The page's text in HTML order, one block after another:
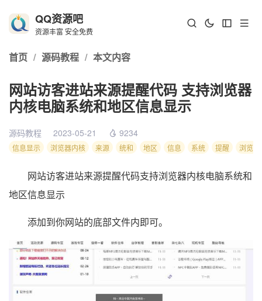
QQ资源吧
资源丰富 安全免费
首页 / 源码教程 / 本文内容
网站访客进站来源提醒代码 支持浏览器
内核电脑系统和地区信息显示
源码教程 2023-05-21 9234
信息显示 浏览器内核 来源 统和 地区 信息 系统 提醒 浏览器
网站访客进站来源提醒代码支持浏览器内核电脑系统和
地区信息显示
添加到你网站的底部文件内即可。